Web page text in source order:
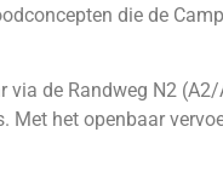
die de
de Randweg N2
Met het openbaar